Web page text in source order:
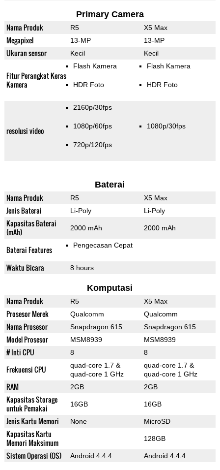
Primary Camera
Nama Produk R5 X5 Max
Megapixel 13-MP 13-MP
Ukuran sensor Kecil Kecil
Fitur Perangkat Keras
Kamera
Flash Kamera
HDR Foto
Flash Kamera
HDR Foto
resolusi video
2160p/30fps
1080p/60fps
720p/120fps
1080p/30fps
Baterai
Nama Produk R5 X5 Max
Jenis Baterai Li-Poly Li-Poly
Kapasitas Baterai
(mAh)
2000 mAh 2000 mAh
Baterai Features Pengecasan Cepat
Waktu Bicara 8 hours
Komputasi
Nama Produk R5 X5 Max
Prosesor Merek Qualcomm Qualcomm
Nama Prosesor Snapdragon 615 Snapdragon 615
Model Prosesor MSM8939 MSM8939
# Inti CPU 8 8
Frekuensi CPU
quad-core 1.7 &
quad-core 1 GHz
quad-core 1.7 &
quad-core 1 GHz
RAM 2GB 2GB
Kapasitas Storage
untuk Pemakai
16GB 16GB
Jenis Kartu Memori None MicroSD
Kapasitas Kartu
Memori Maksimum
128GB
Sistem Operasi (OS) Android 4.4.4 Android 4.4.4